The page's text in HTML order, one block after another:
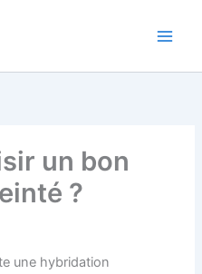
un bon
?
une hybridation